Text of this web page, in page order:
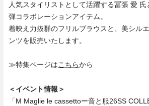
人気スタイリストとして活躍する冨張 愛
弾コラボレーションアイテム。
着映え力抜群のフリルブラウスと、美シル
ンツを販売いたします。
≫特集ページはこちらから
＜イベント情報＞
「M Maglie le cassettoー音と服26SS